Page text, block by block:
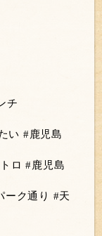
チ
い #鹿児島
ロ #鹿児島
ーク通り #天